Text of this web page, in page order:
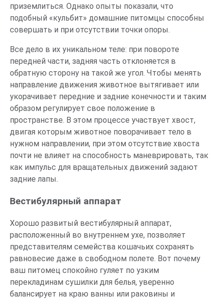
приземлиться. Однако опыты показали, что
подобный «кульбит» домашние питомцы способны
совершать и при отсутствии точки опоры.
Все дело в их уникальном теле: при повороте
передней части, задняя часть отклоняется в
обратную сторону на такой же угол. Чтобы менять
направление движения животное вытягивает или
укорачивает передние и задние конечности и таким
образом регулирует свое положение в
пространстве. В этом процессе участвует хвост,
двигая которым животное поворачивает тело в
нужном направлении, при этом отсутствие хвоста
почти не влияет на способность маневрировать, так
как импульс для вращательных движений задают
задние лапы.
Вестибулярный аппарат
Хорошо развитый вестибулярный аппарат,
расположенный во внутреннем ухе, позволяет
представителям семейства кошачьих сохранять
равновесие даже в свободном полете. Вот почему
ваш питомец спокойно гуляет по узким
перекладинам сушилки для белья, уверенно
балансирует на краю ванны или раковины и